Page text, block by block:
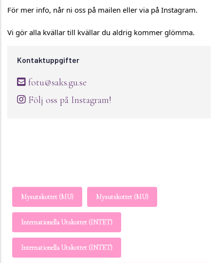
För mer info, når ni oss på mailen eller via på Instagram.
Vi gör alla kvällar till kvällar du aldrig kommer glömma.
Kontaktuppgifter
fotu@saks.gu.se
Följ oss på Instagram!
Mysutskottet (MU) Mysutskottet (MU)
Internationella Utskottet (INTET)
Internationella Utskottet (INTET)